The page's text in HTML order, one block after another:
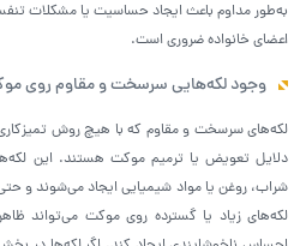
به‌طور مداوم باعث ایجاد حساسیت یا مشکلات
اعضای خانواده ضروری است.
وجود لکه‌هایی سرسخت و مقاوم روی
لکه‌های سرسخت و مقاوم که با هیچ روش
دلایل تعویض یا ترمیم موکت هستند. این لکه‌ها
شراب، روغن یا مواد شیمیایی ایجاد می‌شوند و
لکه‌های زیاد یا گسترده روی موکت می‌تواند